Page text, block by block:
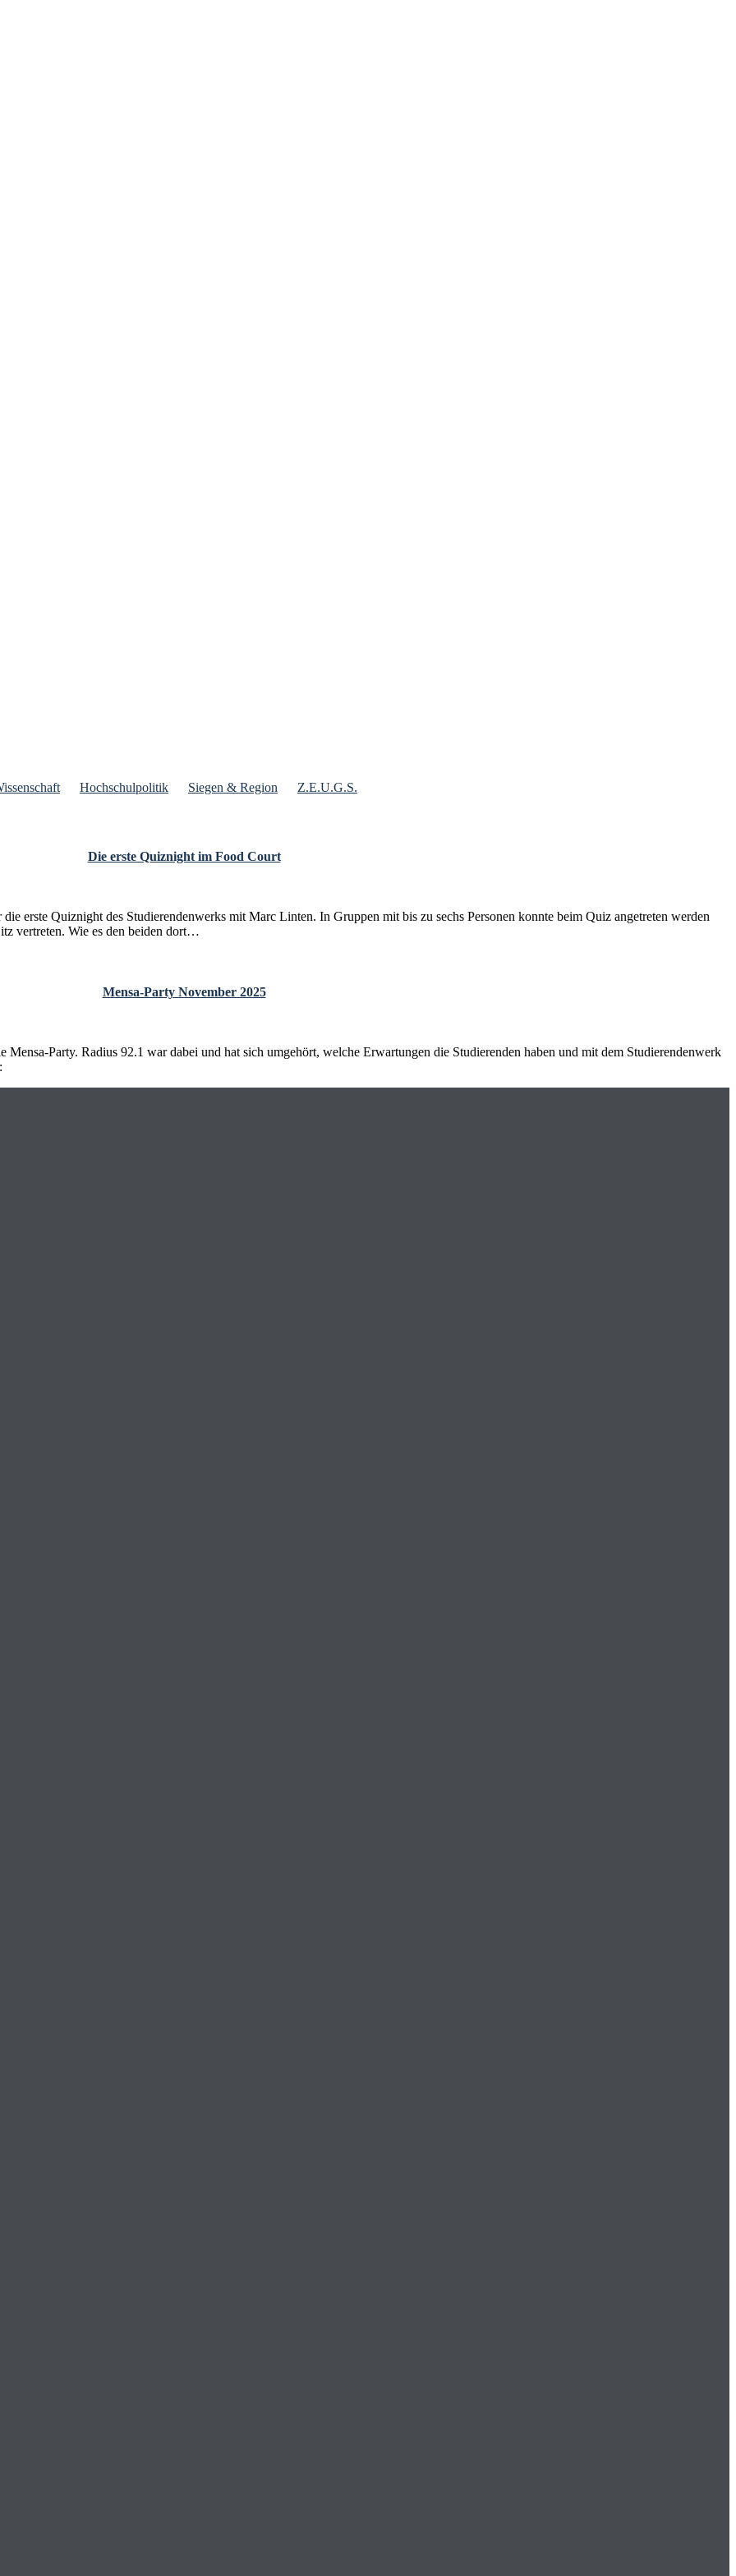
Hochschulpolitik Siegen & Region Z.E.U.G.S.
Die erste Quiznight im Food Court
erste Quiznight des Studierendenwerks mit Marc Linten. In Gruppen mit bis zu sechs Personen konnte beim Quiz angetreten werden
vertreten. Wie es den beiden dort…
Mensa-Party November 2025
Party. Radius 92.1 war dabei und hat sich umgehört, welche Erwartungen die Studierenden haben und mit dem Studierendenwerk